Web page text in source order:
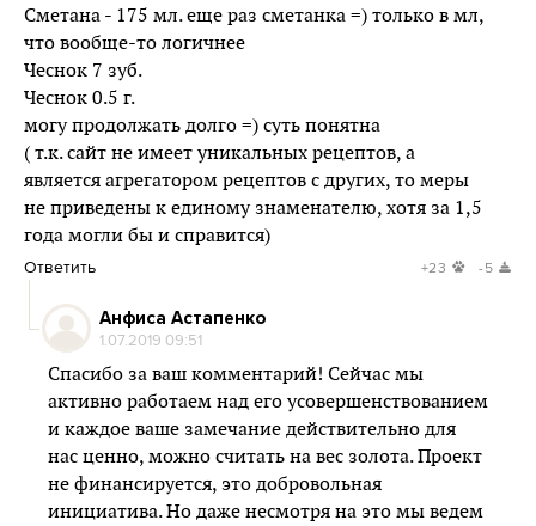
Сметана - 175 мл. еще раз сметанка =) только в мл,
что вообще-то логичнее
Чеснок 7 зуб.
Чеснок 0.5 г.
могу продолжать долго =) суть понятна
( т.к. сайт не имеет уникальных рецептов, а
является агрегатором рецептов с других, то меры
не приведены к единому знаменателю, хотя за 1,5
года могли бы и справится)
Ответить +23 -5
Анфиса Астапенко
1.07.2019 09:51
Спасибо за ваш комментарий! Сейчас мы
активно работаем над его усовершенствованием
и каждое ваше замечание действительно для
нас ценно, можно считать на вес золота. Проект
не финансируется, это добровольная
инициатива. Но даже несмотря на это мы ведем